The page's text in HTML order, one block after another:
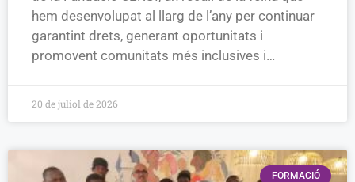
hem desenvolupat al llarg de l’any per continuar
garantint drets, generant oportunitats i
promovent comunitats més inclusives i…
20 de juliol de 2026
FORMACIÓ